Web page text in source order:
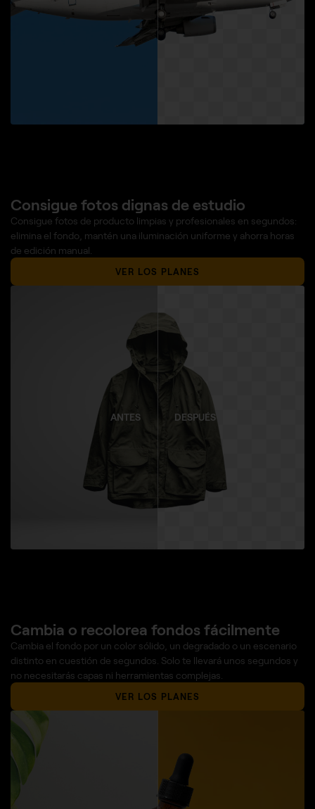
ANTES DESPUÉS
Consigue fotos dignas de estudio
Consigue fotos de producto limpias y profesionales en segundos:
elimina el fondo, mantén una iluminación uniforme y ahorra horas
de edición manual.
VER LOS PLANES
Cambia o recolorea fondos fácilmente
Cambia el fondo por un color sólido, un degradado o un escenario
distinto en cuestión de segundos. Solo te llevará unos segundos y
no necesitarás capas ni herramientas complejas.
VER LOS PLANES